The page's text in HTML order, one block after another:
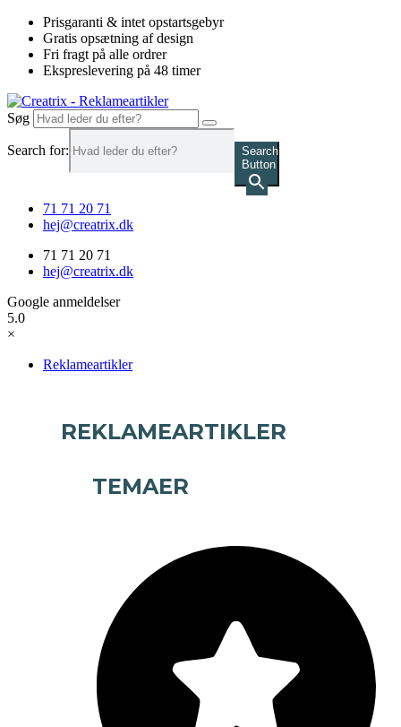
Videre
indhold
Prisgaranti & intet opstartsgebyr
Gratis opsætning af design
Fri fragt på alle ordrer
Ekspreslevering på 48 timer
Søg
Search for:
Search
Button
71 71 20 71
hej@creatrix.dk
71 71 20 71
hej@creatrix.dk
Google anmeldelser
5.0
×
Reklameartikler
REKLAMEARTIKLER
TEMAER